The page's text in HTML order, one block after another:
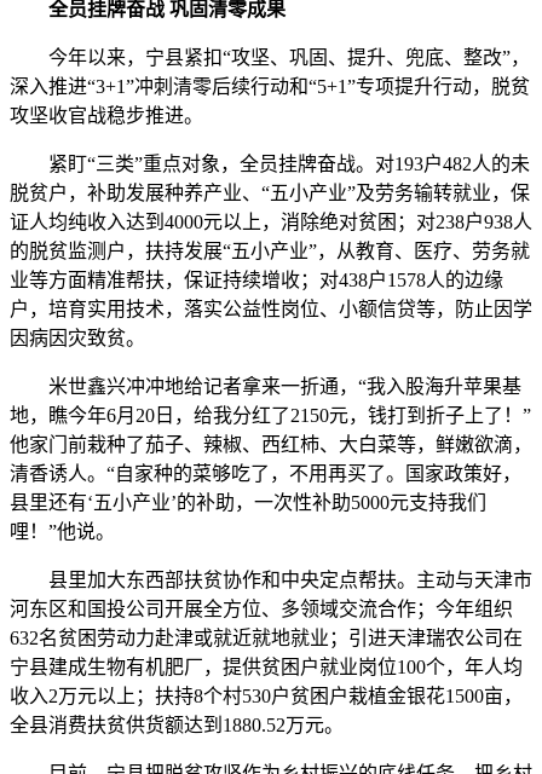
全员挂牌奋战 巩固清零成果
今年以来，宁县紧扣“攻坚、巩固、提升、兜底、整改”，
深入推进“3+1”冲刺清零后续行动和“5+1”专项提升行动，脱贫
攻坚收官战稳步推进。
紧盯“三类”重点对象，全员挂牌奋战。对193户482人的未
脱贫户，补助发展种养产业、“五小产业”及劳务输转就业，保
证人均纯收入达到4000元以上，消除绝对贫困；对238户938人
的脱贫监测户，扶持发展“五小产业”，从教育、医疗、劳务就
业等方面精准帮扶，保证持续增收；对438户1578人的边缘
户，培育实用技术，落实公益性岗位、小额信贷等，防止因学
因病因灾致贫。
米世鑫兴冲冲地给记者拿来一折通，“我入股海升苹果基
地，瞧今年6月20日，给我分红了2150元，钱打到折子上了！”
他家门前栽种了茄子、辣椒、西红杮、大白菜等，鲜嫩欲滴，
清香诱人。“自家种的菜够吃了，不用再买了。国家政策好，
县里还有‘五小产业’的补助，一次性补助5000元支持我们
哩！”他说。
县里加大东西部扶贫协作和中央定点帮扶。主动与天津市
河东区和国投公司开展全方位、多领域交流合作；今年组织
632名贫困劳动力赴津或就近就地就业；引进天津瑞农公司在
宁县建成生物有机肥厂，提供贫困户就业岗位100个，年人均
收入2万元以上；扶持8个村530户贫困户栽植金银花1500亩，
全县消费扶贫供货额达到1880.52万元。